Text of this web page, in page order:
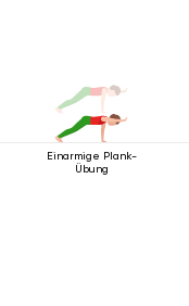
Einarmige Plank-
Übung